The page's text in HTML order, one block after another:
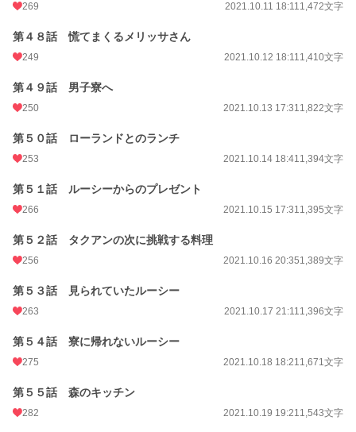
269 2021.10.11 18:111,472文字
第４８話 慌てまくるメリッサさん
249 2021.10.12 18:111,410文字
第４９話 男子寮へ
250 2021.10.13 17:311,822文字
第５０話 ローランドとのランチ
253 2021.10.14 18:411,394文字
第５１話 ルーシーからのプレゼント
266 2021.10.15 17:311,395文字
第５２話 タクアンの次に挑戦する料理
256 2021.10.16 20:351,389文字
第５３話 見られていたルーシー
263 2021.10.17 21:111,396文字
第５４話 寮に帰れないルーシー
275 2021.10.18 18:211,671文字
第５５話 森のキッチン
282 2021.10.19 19:211,543文字